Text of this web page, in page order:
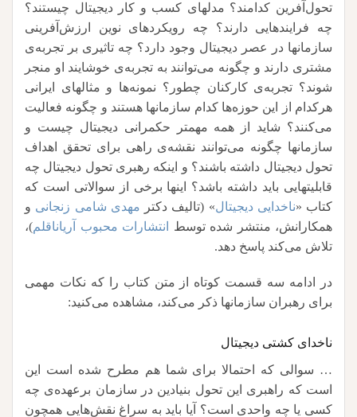
تحول‌آفرین کدامند؟ مدلهای کسب و کار دیجیتال چیستند؟
چه فرایندهایی دارند؟ چه رویکردهای نوین ارزش‌آفرینی
سازمانها در عصر دیجیتال وجود دارد؟ چه تاثیری بر تجربه‌ی
مشتری دارند و چگونه می‌توانند به تجربه‌‌ی خوشایند او منجر
شوند؟ تجربه‌ی کارکنان چطور؟ نمونه‌ها و مثالهای ایرانی
هرکدام از این حوزه‌ها کدام سازمانها هستند و چگونه فعالیت
می‌کنند؟ شاید از همه مهمتر حکمرانی دیجیتال چیست و
سازمانها چگونه می‌توانند نقشه‌ی راهی برای تحقق اهداف
تحول دیجیتال داشته باشند؟ و اینکه رهبری تحول دیجیتال چه
قابلیتهایی باید داشته باشد؟ اینها برخی از سوالاتی است که
کتاب «ناخدایی دیجیتال» (تالیف دکتر مهدی شامی زنجانی و
همکارانش، منتشر شده توسط
انتشارات محبوب آریاناقلم)،
تلاش می‌کند پاسخ دهد.
در ادامه سه قسمت کوتاه از متن کتاب را که نکات مهمی
برای رهبران سازمانها ذکر می‌کند، مشاهده می‌کنید:
ناخدای کشتی دیجیتال
… سوالی که احتمالا برای شما هم مطرح شده است این
است که راهبری این تحول بنیادین در سازمان برعهده‌ی چه
کسی یا چه واحدی است؟ آیا باید به سراغ نقش‌هایی همچون